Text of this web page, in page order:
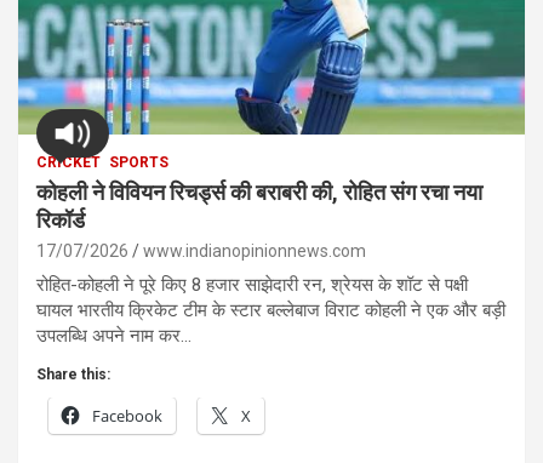
CRICKET SPORTS
कोहली ने विवियन रिचर्ड्स की बराबरी की, रोहित संग रचा नया
रिकॉर्ड
17/07/2026 www.indianopinionnews.com
रोहित-कोहली ने पूरे किए 8 हजार साझेदारी रन, श्रेयस के शॉट से पक्षी
घायल भारतीय क्रिकेट टीम के स्टार बल्लेबाज विराट कोहली ने एक और बड़ी
उपलब्धि अपने नाम कर…
Share this:
Facebook X